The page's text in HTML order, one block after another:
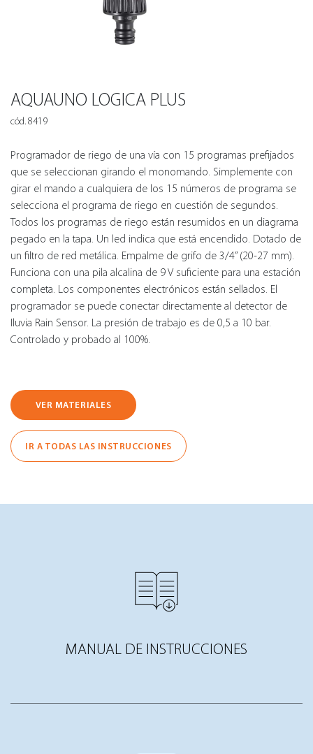
AQUAUNO LOGICA PLUS
cód. 8419
Programador de riego de una vía con 15 programas prefijados
que se seleccionan girando el monomando. Simplemente con
girar el mando a cualquiera de los 15 números de programa se
selecciona el programa de riego en cuestión de segundos.
Todos los programas de riego están resumidos en un diagrama
pegado en la tapa. Un led indica que está encendido. Dotado de
un filtro de red metálica. Empalme de grifo de 3/4” (20-27 mm).
Funciona con una pila alcalina de 9 V suficiente para una estación
completa. Los componentes electrónicos están sellados. El
programador se puede conectar directamente al detector de
Iluvia Rain Sensor. La presión de trabajo es de 0,5 a 10 bar.
Controlado y probado al 100%.
VER MATERIALES
IR A TODAS LAS INSTRUCCIONES
MANUAL DE INSTRUCCIONES